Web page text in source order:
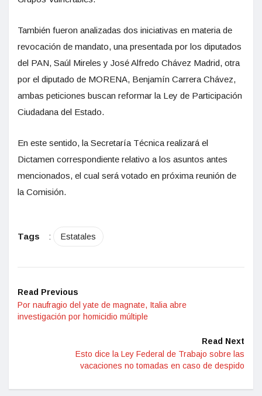
También fueron analizadas dos iniciativas en materia de
revocación de mandato, una presentada por los diputados
del PAN, Saúl Mireles y José Alfredo Chávez Madrid, otra
por el diputado de MORENA, Benjamín Carrera Chávez,
ambas peticiones buscan reformar la Ley de Participación
Ciudadana del Estado.
En este sentido, la Secretaría Técnica realizará el
Dictamen correspondiente relativo a los asuntos antes
mencionados, el cual será votado en próxima reunión de
la Comisión.
Tags : Estatales
Read Previous
Por naufragio del yate de magnate, Italia abre
investigación por homicidio múltiple
Read Next
Esto dice la Ley Federal de Trabajo sobre las
vacaciones no tomadas en caso de despido